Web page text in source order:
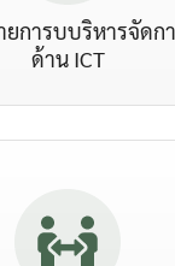
ยการบบริหารจัดก
ด้าน ICT